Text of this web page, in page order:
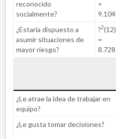
reconocido
socialmente?
=
9.104
¿Estaría dispuesto a
asumir situaciones de
mayor riesgo?
?2(12)
=
8.728
¿Le atrae la idea de trabajar en
equipo?
¿Le gusta tomar decisiones?